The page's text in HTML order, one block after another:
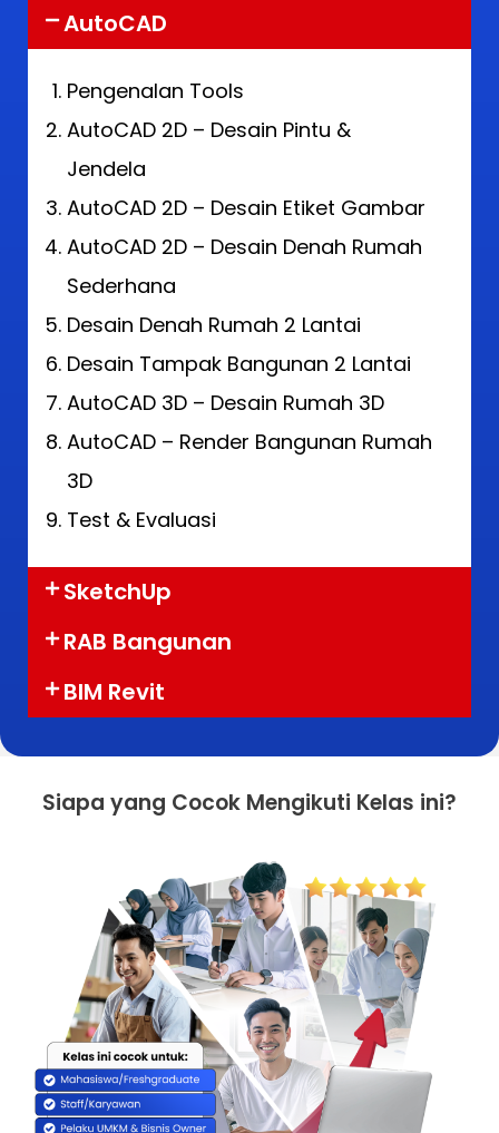
AutoCAD
Pengenalan Tools
AutoCAD 2D – Desain Pintu &
Jendela
AutoCAD 2D – Desain Etiket Gambar
AutoCAD 2D – Desain Denah Rumah
Sederhana
Desain Denah Rumah 2 Lantai
Desain Tampak Bangunan 2 Lantai
AutoCAD 3D – Desain Rumah 3D
AutoCAD – Render Bangunan Rumah
3D
Test & Evaluasi
SketchUp
RAB Bangunan
BIM Revit
Siapa yang Cocok Mengikuti Kelas ini?